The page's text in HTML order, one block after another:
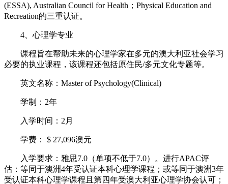
(ESSA), Australian Council for Health；Physical Education and
Recreation的三重认证。
4、心理学专业
课程旨在帮助未来的心理学家在多元的澳大利亚社会学习
必要的执业课程，该课程还包括原住民/多元文化专题等。
英文名称：Master of Psychology(Clinical)
学制：2年
入学时间：2月
学费： $ 27,096澳元
入学要求：雅思7.0（单项不低于7.0）。进行APAC评
估：等同于澳洲4年受认证本科心理学课程；或等同于澳洲3年
受认证本科心理学课程且第四年受澳大利亚心理学协会认可；